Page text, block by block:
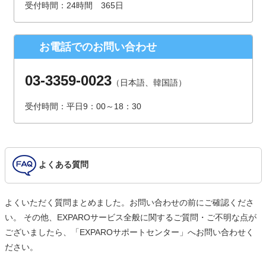
個人情報を入力するにあたっての注意事項
合せへの回答ができない場合がございます。
ん。
受付時間：24時間 365日
お電話でのお問い合わせ
03-3359-0023（日本語、韓国語）
受付時間：平日9：00～18：30
よくある質問
よくいただく質問まとめました。お問い合わせの前にご確認くださ
い。 その他、EXPAROサービス全般に関するご質問・ご不明な点が
ございましたら、「EXPAROサポートセンター」へお問い合わせく
ださい。